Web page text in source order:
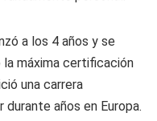
a los 4 años y se
máxima certificación
una carrera
años en Europa.